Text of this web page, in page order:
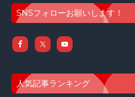
SNSフォローお願いします！
人気記事ランキング